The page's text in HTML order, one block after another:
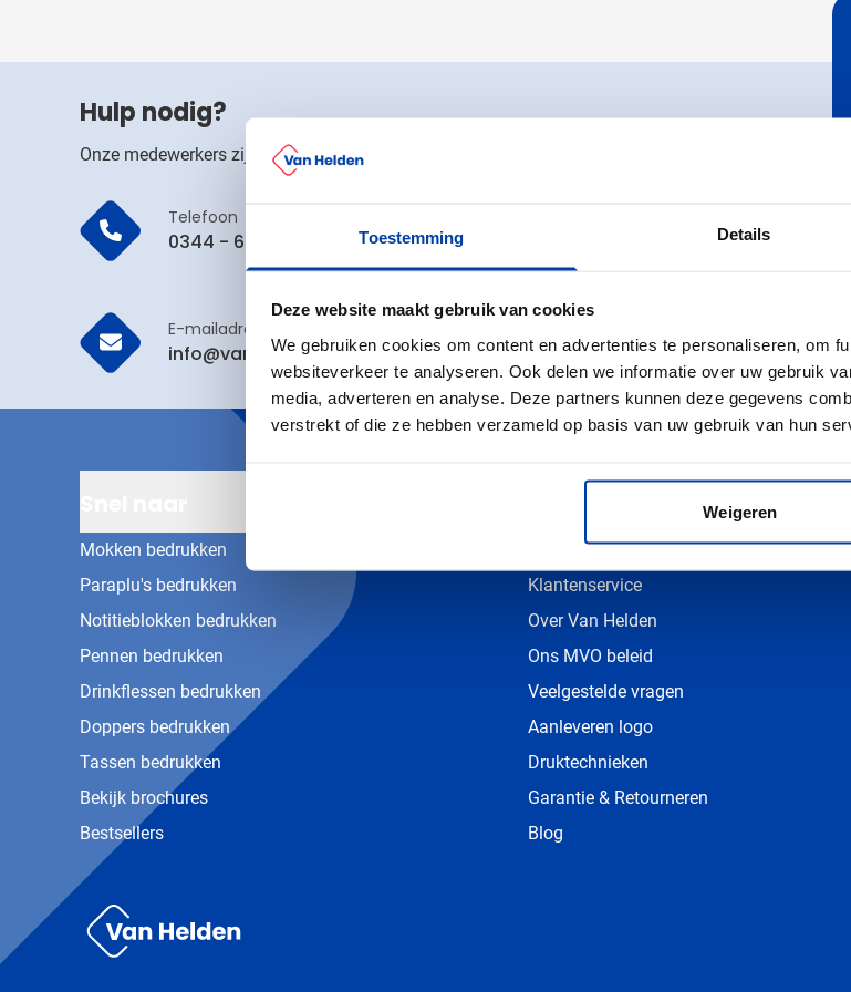
Toestemming Details
Deze website maakt gebruik van cookies
We gebruiken cookies om content en advertenties te personaliseren, om
websiteverkeer te analyseren. Ook delen we informatie over uw gebruik
media, adverteren en analyse. Deze partners kunnen deze gegevens
verstrekt of die ze hebben verzameld op basis van uw gebruik van hun
Weigeren
Toon submenu voor Eten & Tafelen categorie
Toon submenu voor Kinderen categorie
Duurzaam
Toon submenu voor Duurzaam categorie
Acties & overig
Toon submenu voor Acties & overig categorie
Hulp nodig?
Onze medewerkers zijn op werkdagen tot 17.00u bereikbaar.
Telefoon
0344 - 640 200
medewerker
E-mailadres
info@vanhelden.nl Bekijk de veelgestelde vragen
Mokken bedrukken
Paraplu's bedrukken
Notitieblokken bedrukken
Pennen bedrukken
Drinkflessen bedrukken
Doppers bedrukken
Tassen bedrukken
Bekijk brochures
Bestsellers
Meer informatie
Contact
Klantenservice
Over Van Helden
Ons MVO beleid
Veelgestelde vragen
Aanleveren logo
Druktechnieken
Garantie & Retourneren
Blog